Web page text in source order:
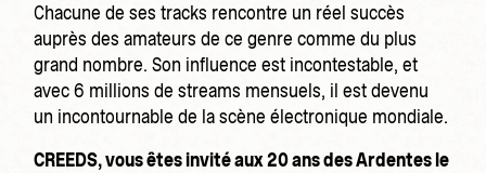
Chacune de ses tracks rencontre un réel succès
auprès des amateurs de ce genre comme du plus
grand nombre. Son influence est incontestable, et
avec 6 millions de streams mensuels, il est devenu
un incontournable de la scène électronique mondiale.
CREEDS, vous êtes invité aux 20 ans des Ardentes le